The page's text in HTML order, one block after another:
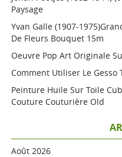
Paysage
Yvan Galle (1907-
De Fleurs Bouquet 15m
Oeuvre Pop Art Originale
Comment Utiliser Le Gesso
Peinture Huile Sur Toile
Couture Couturière Old
Août 2026